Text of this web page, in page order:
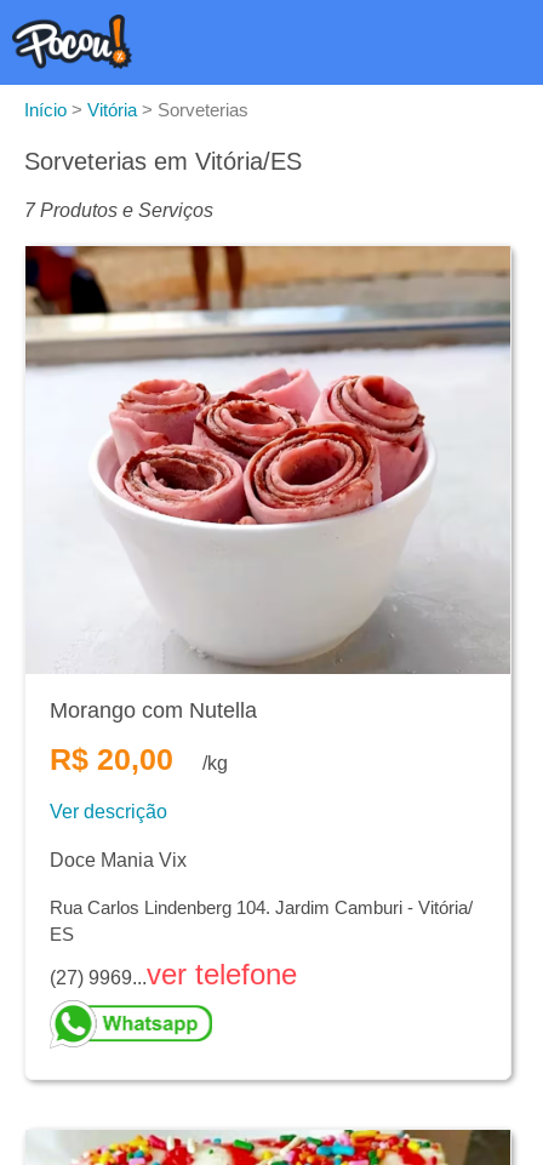
Início > Vitória > Sorveterias
Sorveterias em Vitória/ES
7 Produtos e Serviços
Morango com Nutella
R$ 20,00 /kg
Ver descrição
Doce Mania Vix
Rua Carlos Lindenberg 104. Jardim Camburi - Vitória/
ES
(27) 9969...ver telefone